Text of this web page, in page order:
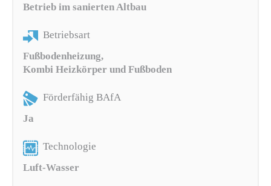
Betrieb im sanierten Altbau
Betriebsart
Fußbodenheizung,
Kombi Heizkörper und Fußboden
Förderfähig BAfA
Ja
Technologie
Luft-Wasser